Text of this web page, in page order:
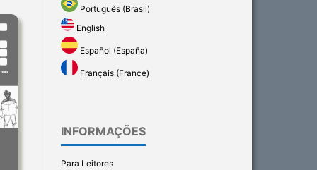
Português (Brasil)
English
Español (España)
Français (France)
INFORMAÇÕES
Para Leitores